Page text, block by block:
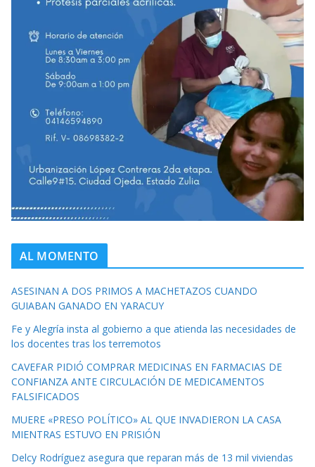
AL MOMENTO
ASESINAN A DOS PRIMOS A MACHETAZOS CUANDO
GUIABAN GANADO EN YARACUY
Fe y Alegría insta al gobierno a que atienda las necesidades de
los docentes tras los terremotos
CAVEFAR PIDIÓ COMPRAR MEDICINAS EN FARMACIAS DE
CONFIANZA ANTE CIRCULACIÓN DE MEDICAMENTOS
FALSIFICADOS
MUERE «PRESO POLÍTICO» AL QUE INVADIERON LA CASA
MIENTRAS ESTUVO EN PRISIÓN
Delcy Rodríguez asegura que reparan más de 13 mil viviendas